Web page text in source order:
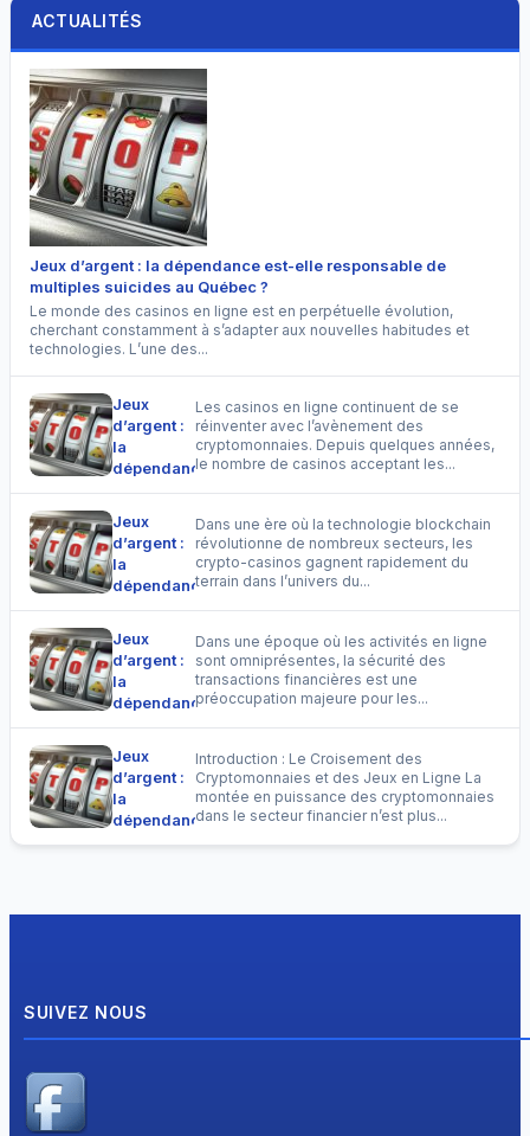
ACTUALITÉS
Jeux d’argent : la dépendance est-elle responsable de
multiples suicides au Québec ?
Le monde des casinos en ligne est en perpétuelle évolution,
cherchant constamment à s’adapter aux nouvelles habitudes et
technologies. L’une des...
Jeux
d’argent :
la
dépendance
est-elle
de
multiples
suicides
au Québec
?
Les casinos en ligne continuent de se
réinventer avec l’avènement des
cryptomonnaies. Depuis quelques années,
le nombre de casinos acceptant les...
Jeux
d’argent :
la
dépendance
est-elle
de
multiples
suicides
au Québec
?
Dans une ère où la technologie blockchain
révolutionne de nombreux secteurs, les
crypto-casinos gagnent rapidement du
terrain dans l’univers du...
Jeux
d’argent :
la
dépendance
est-elle
de
multiples
suicides
au Québec
Dans une époque où les activités en ligne
sont omniprésentes, la sécurité des
transactions financières est une
préoccupation majeure pour les...
Jeux
d’argent :
la
dépendance
est-elle
Introduction : Le Croisement des
Cryptomonnaies et des Jeux en Ligne La
montée en puissance des cryptomonnaies
dans le secteur financier n’est plus...
SUIVEZ NOUS